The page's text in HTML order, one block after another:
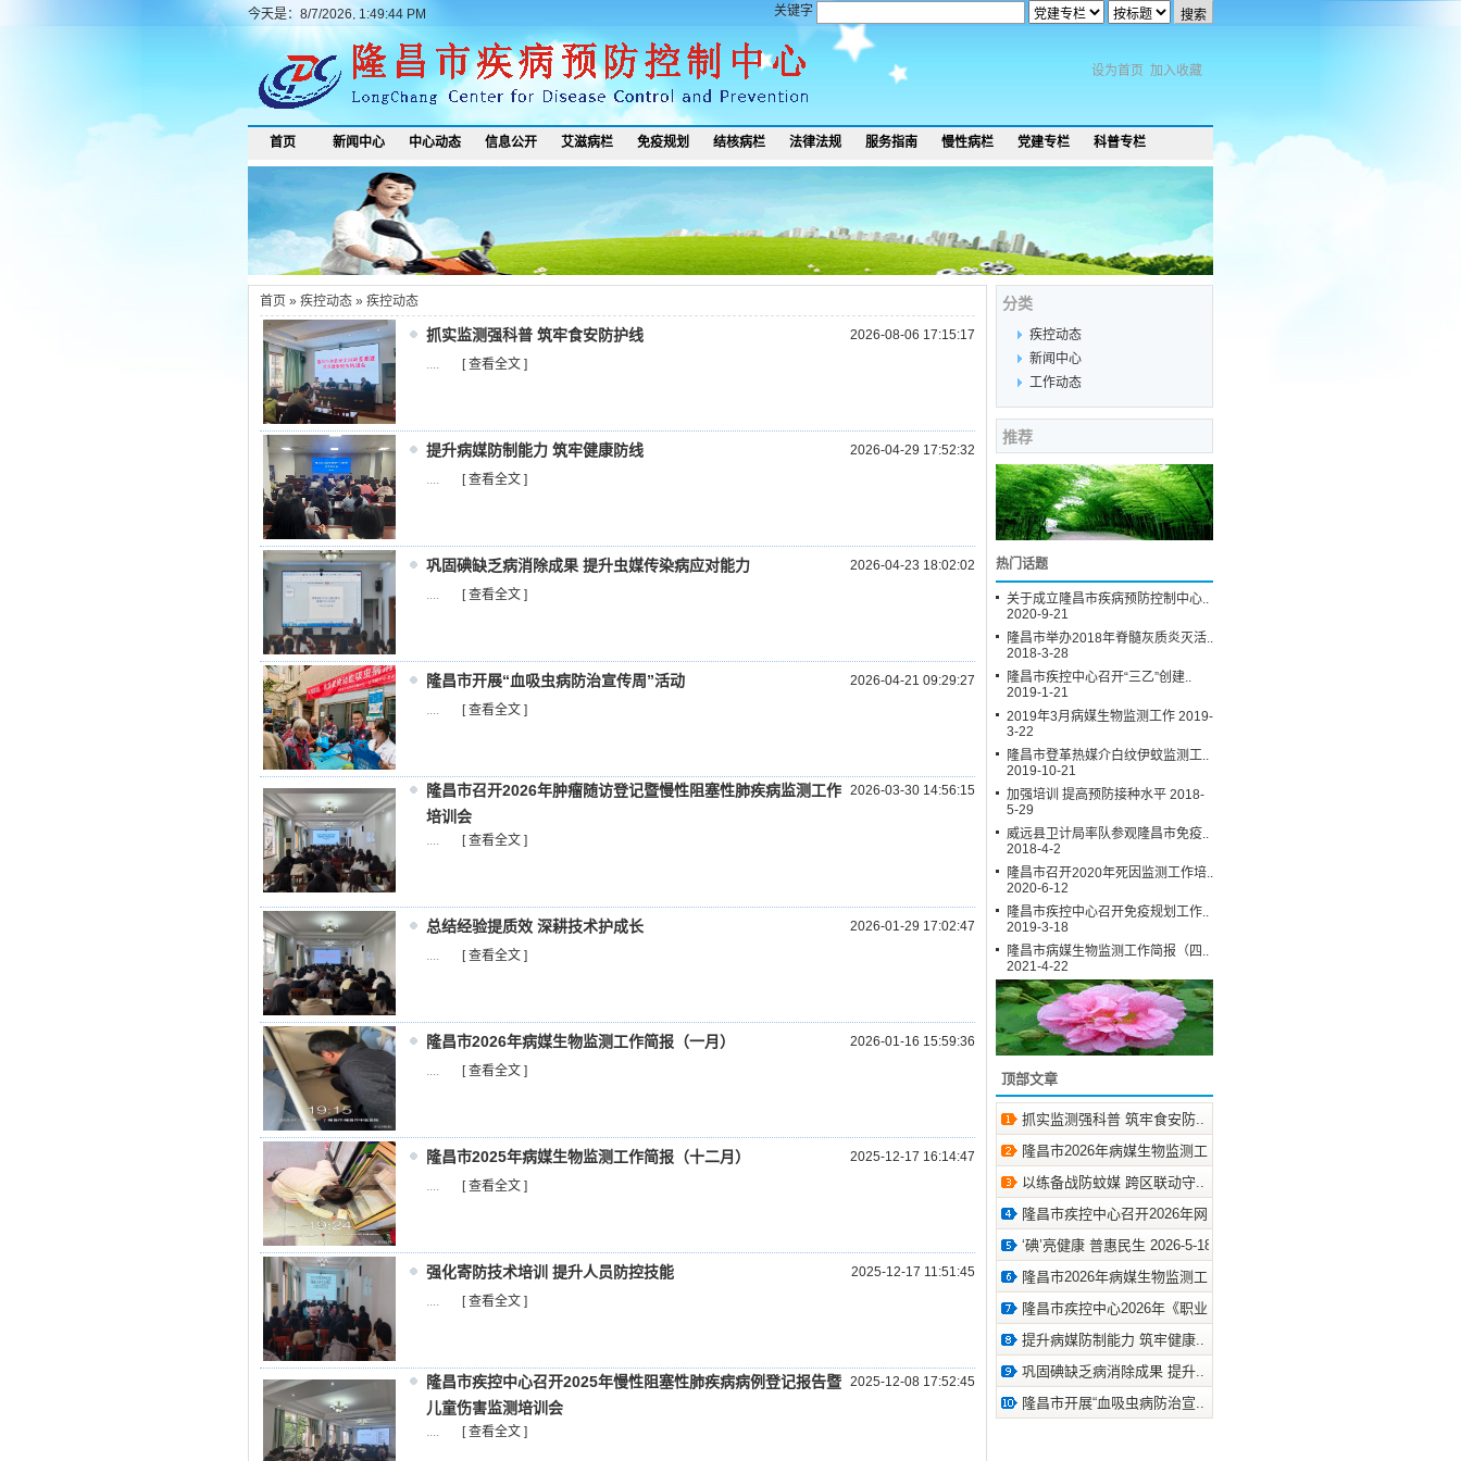
今天是：8/7/2026, 1:49:44 PM 关键字
设为首页 加入收藏
首页 新闻中心 中心动态 信息公开 艾滋病栏 免疫规划 结核病栏 法律法规 服务指南 慢性病栏 党建专栏 科普专栏
首页 » 疾控动态 » 疾控动态
2026-08-06 17:15:17
抓实监测强科普 筑牢食安防护线
.... [ 查看全文 ]
2026-04-29 17:52:32
提升病媒防制能力 筑牢健康防线
.... [ 查看全文 ]
2026-04-23 18:02:02
巩固碘缺乏病消除成果 提升虫媒传染病应对能力
.... [ 查看全文 ]
2026-04-21 09:29:27
隆昌市开展“血吸虫病防治宣传周”活动
.... [ 查看全文 ]
2026-03-30 14:56:15
隆昌市召开2026年肿瘤随访登记暨慢性阻塞性肺疾病监测工作
培训会
.... [ 查看全文 ]
2026-01-29 17:02:47
总结经验提质效 深耕技术护成长
.... [ 查看全文 ]
2026-01-16 15:59:36
隆昌市2026年病媒生物监测工作简报（一月）
.... [ 查看全文 ]
2025-12-17 16:14:47
隆昌市2025年病媒生物监测工作简报（十二月）
.... [ 查看全文 ]
2025-12-17 11:51:45
强化寄防技术培训 提升人员防控技能
.... [ 查看全文 ]
2025-12-08 17:52:45
隆昌市疾控中心召开2025年慢性阻塞性肺疾病病例登记报告暨
儿童伤害监测培训会
.... [ 查看全文 ]
分类
疾控动态
新闻中心
工作动态
推荐
热门话题
关于成立隆昌市疾病预防控制中心..
2020-9-21
隆昌市举办2018年脊髓灰质炎灭活..
2018-3-28
隆昌市疾控中心召开“三乙”创建..
2019-1-21
2019年3月病媒生物监测工作 2019-
3-22
隆昌市登革热媒介白纹伊蚊监测工..
2019-10-21
加强培训 提高预防接种水平 2018-
5-29
威远县卫计局率队参观隆昌市免疫..
2018-4-2
隆昌市召开2020年死因监测工作培..
2020-6-12
隆昌市疾控中心召开免疫规划工作..
2019-3-18
隆昌市病媒生物监测工作简报（四..
2021-4-22
顶部文章
抓实监测强科普 筑牢食安防.. 2026-8-6
隆昌市2026年病媒生物监测工.. 2026-7-15
以练备战防蚊媒 跨区联动守.. 2026-7-10
隆昌市疾控中心召开2026年网.. 2026-7-2
‘碘’亮健康 普惠民生 2026-5-18
隆昌市2026年病媒生物监测工.. 2026-5-14
隆昌市疾控中心2026年《职业.. 2026-5-6
提升病媒防制能力 筑牢健康.. 2026-4-29
巩固碘缺乏病消除成果 提升.. 2026-4-23
隆昌市开展“血吸虫病防治宣.. 2026-4-21